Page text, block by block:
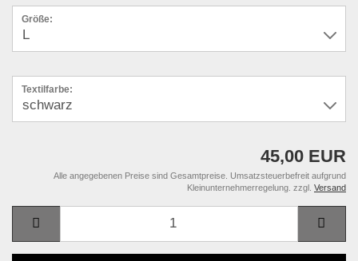
Größe:
Textilfarbe:
45,00 EUR
Alle angegebenen Preise sind Gesamtpreise. Umsatzsteuerbefreit aufgrund
Kleinunternehmerregelung. zzgl. Versand